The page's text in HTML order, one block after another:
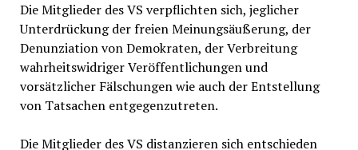
Die Mitglieder des VS verpflichten sich, jeglicher
Unterdrückung der freien Meinungsäußerung, der
Denunziation von Demokraten, der Verbreitung
wahrheitswidriger Veröffentlichungen und
vorsätzlicher Fälschungen wie auch der Entstellung
von Tatsachen entgegenzutreten.
Die Mitglieder des VS distanzieren sich entschieden